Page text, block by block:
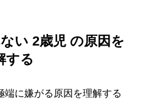
い 2歳児 の原因を
する
端に嫌がる原因を理解する